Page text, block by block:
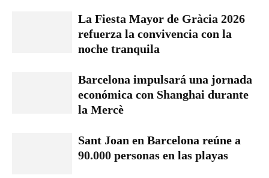
La Fiesta Mayor de Gràcia 2026
refuerza la convivencia con la
noche tranquila
Barcelona impulsará una jornada
económica con Shanghai durante
la Mercè
Sant Joan en Barcelona reúne a
90.000 personas en las playas